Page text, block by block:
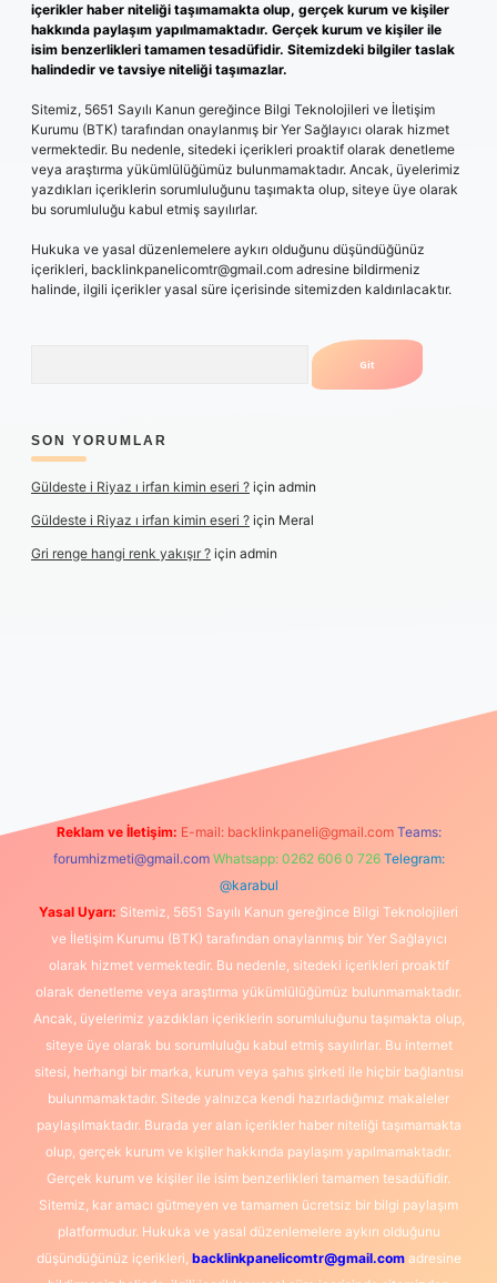
içerikler haber niteliği taşımamakta olup, gerçek kurum ve kişiler
hakkında paylaşım yapılmamaktadır. Gerçek kurum ve kişiler ile
isim benzerlikleri tamamen tesadüfidir. Sitemizdeki bilgiler taslak
halindedir ve tavsiye niteliği taşımazlar.
Sitemiz, 5651 Sayılı Kanun gereğince Bilgi Teknolojileri ve İletişim
Kurumu (BTK) tarafından onaylanmış bir Yer Sağlayıcı olarak hizmet
vermektedir. Bu nedenle, sitedeki içerikleri proaktif olarak denetleme
veya araştırma yükümlülüğümüz bulunmamaktadır. Ancak, üyelerimiz
yazdıkları içeriklerin sorumluluğunu taşımakta olup, siteye üye olarak
bu sorumluluğu kabul etmiş sayılırlar.
Hukuka ve yasal düzenlemelere aykırı olduğunu düşündüğünüz
içerikleri, backlinkpanelicomtr@gmail.com adresine bildirmeniz
halinde, ilgili içerikler yasal süre içerisinde sitemizden kaldırılacaktır.
SON YORUMLAR
Güldeste i Riyaz ı irfan kimin eseri ? için admin
Güldeste i Riyaz ı irfan kimin eseri ? için Meral
Gri renge hangi renk yakışır ? için admin
Reklam ve İletişim: E-mail: backlinkpaneli@gmail.com Teams:
forumhizmeti@gmail.com Whatsapp: 0262 606 0 726 Telegram:
@karabul
Yasal Uyarı: Sitemiz, 5651 Sayılı Kanun gereğince Bilgi Teknolojileri
ve İletişim Kurumu (BTK) tarafından onaylanmış bir Yer Sağlayıcı
olarak hizmet vermektedir. Bu nedenle, sitedeki içerikleri proaktif
olarak denetleme veya araştırma yükümlülüğümüz bulunmamaktadır.
Ancak, üyelerimiz yazdıkları içeriklerin sorumluluğunu taşımakta olup,
siteye üye olarak bu sorumluluğu kabul etmiş sayılırlar. Bu internet
sitesi, herhangi bir marka, kurum veya şahıs şirketi ile hiçbir bağlantısı
bulunmamaktadır. Sitede yalnızca kendi hazırladığımız makaleler
paylaşılmaktadır. Burada yer alan içerikler haber niteliği taşımamakta
olup, gerçek kurum ve kişiler hakkında paylaşım yapılmamaktadır.
Gerçek kurum ve kişiler ile isim benzerlikleri tamamen tesadüfidir.
Sitemiz, kar amacı gütmeyen ve tamamen ücretsiz bir bilgi paylaşım
platformudur. Hukuka ve yasal düzenlemelere aykırı olduğunu
düşündüğünüz içerikleri, backlinkpanelicomtr@gmail.comadresine